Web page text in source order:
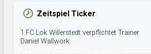
Zeitspiel Ticker
1.FC Lok Willerstedt verpflichtet Trainer
Daniel Wallwork.